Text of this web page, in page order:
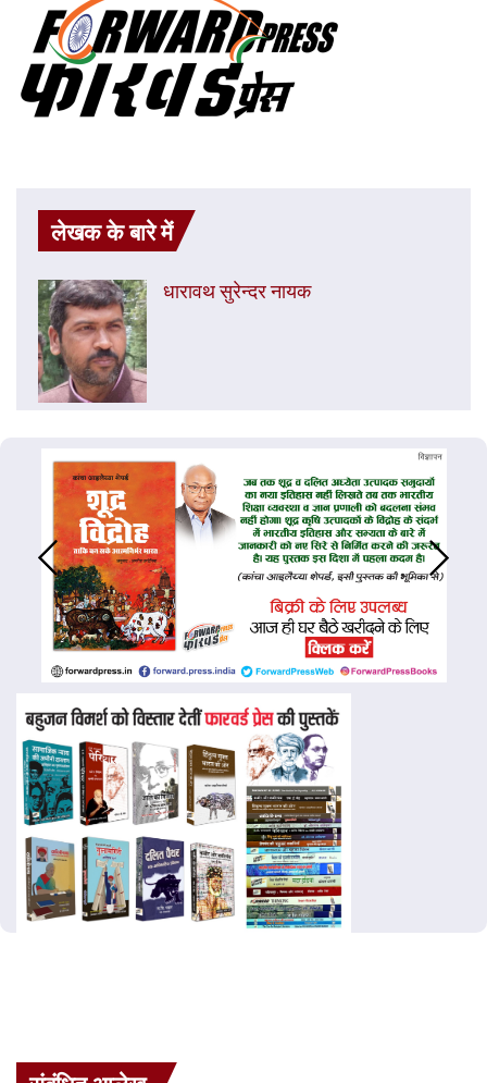
लेखक के बारे में
धारावथ सुरेन्दर नायक